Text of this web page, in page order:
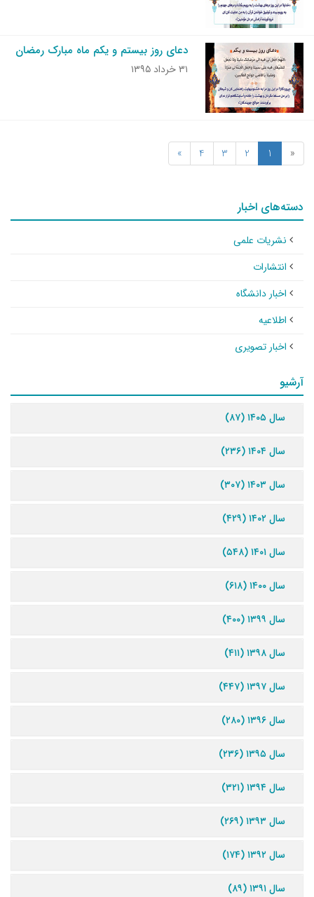
دعای روز بیستم و یکم ماه مبارک رمضان
۳۱ خرداد ۱۳۹۵
«
1
2
3
4
»
دسته‌های اخبار
نشریات علمی
انتشارات
اخبار دانشگاه
اطلاعیه
اخبار تصویری
آرشیو
سال ۱۴۰۵ (۸۷)
سال ۱۴۰۴ (۲۳۶)
سال ۱۴۰۳ (۳۰۷)
سال ۱۴۰۲ (۴۲۹)
سال ۱۴۰۱ (۵۴۸)
سال ۱۴۰۰ (۶۱۸)
سال ۱۳۹۹ (۴۰۰)
سال ۱۳۹۸ (۴۱۱)
سال ۱۳۹۷ (۴۴۷)
سال ۱۳۹۶ (۲۸۰)
سال ۱۳۹۵ (۲۳۶)
سال ۱۳۹۴ (۳۲۱)
سال ۱۳۹۳ (۲۶۹)
سال ۱۳۹۲ (۱۷۴)
سال ۱۳۹۱ (۸۹)